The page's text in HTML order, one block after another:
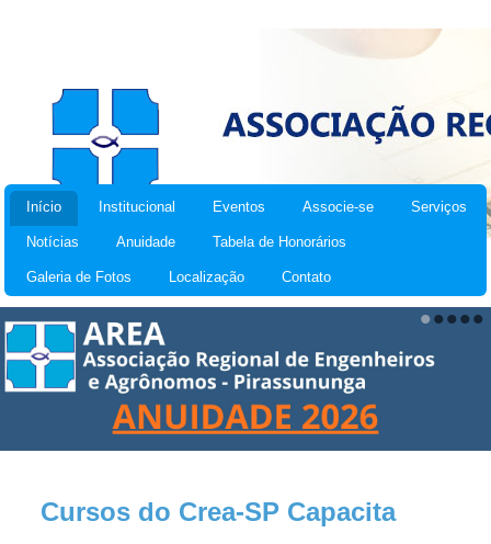
Início Institucional Eventos Associe-se Serviços
Notícias Anuidade Tabela de Honorários
Galeria de Fotos Localização Contato
•••••
Cursos do Crea-SP Capacita